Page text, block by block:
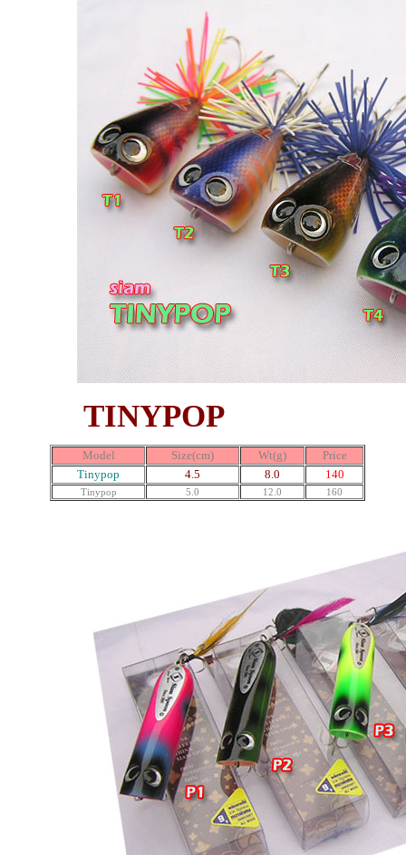
TINYPOP
Model Size(cm) Wt(g)
Price
Tinypop
4.5 8.0 140
Tinypop 5.0 12.0 160